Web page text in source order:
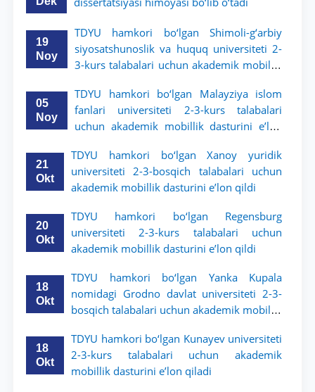
19
Noy
TDYU hamkori bo‘lgan Shimoli-g‘arbiy
siyosatshunoslik va huquq universiteti 2-
3-kurs talabalari uchun akademik mobillik
05
Noy
TDYU hamkori bo‘lgan Malayziya islom
fanlari universiteti 2-3-kurs talabalari
uchun akademik mobillik dasturini e’lon
21
Okt
TDYU hamkori bo‘lgan Xanoy yuridik
universiteti 2-3-bosqich talabalari uchun
akademik mobillik dasturini e’lon qildi
20
Okt
TDYU hamkori bo‘lgan Regensburg
universiteti 2-3-kurs talabalari uchun
akademik mobillik dasturini e’lon qildi
18
Okt
TDYU hamkori bo‘lgan Yanka Kupala
nomidagi Grodno davlat universiteti 2-3-
bosqich talabalari uchun akademik mobillik
18
Okt
TDYU hamkori bo‘lgan Kunayev universiteti
2-3-kurs talabalari uchun akademik
mobillik dasturini e’lon qiladi